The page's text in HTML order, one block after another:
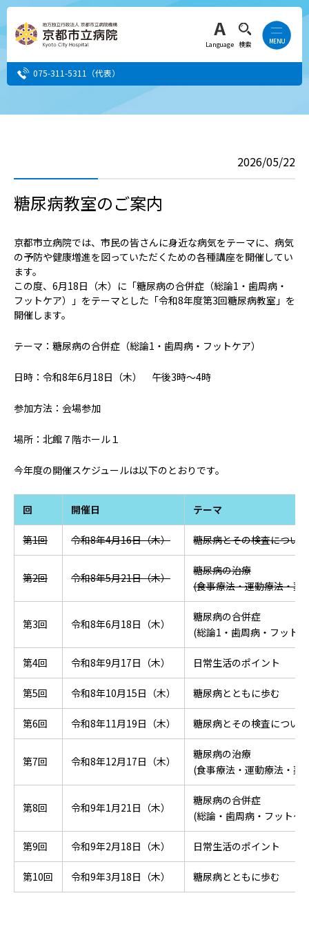
Language 検索
075-311-5311 （代表）
人間ドック希望の方
当院へ就職希望の方
事業者・その他の方
病院の概要
当院の魅力
2026/05/22
糖尿病教室のご案内
京都市立病院では、市民の皆さんに身近な病気をテーマに、病気
の予防や健康増進を図っていただくための各種講座を開催してい
ます。
この度、6月18日（木）に「糖尿病の合併症（総論1・歯周病・
フットケア）」をテーマとした「令和8年度第3回糖尿病教室」を
開催します。
テーマ：糖尿病の合併症（総論1・歯周病・フットケア）
日時：令和8年6月18日（木） 午後3時～4時
参加方法：会場参加
場所：北館７階ホール１
今年度の開催スケジュールは以下のとおりです。
回 開催日 テーマ
第1回 令和8年4月16日（木） 糖尿病とその検査について
第2回 令和8年5月21日（木）
糖尿病の治療
(食事療法・運動療法・薬
第3回 令和8年6月18日（木）
糖尿病の合併症
(総論1・歯周病・フット
第4回 令和8年9月17日（木） 日常生活のポイント
第5回 令和8年10月15日（木） 糖尿病とともに歩む
第6回 令和8年11月19日（木） 糖尿病とその検査について
第7回 令和8年12月17日（木）
糖尿病の治療
(食事療法・運動療法・薬
第8回 令和9年1月21日（木）
糖尿病の合併症
(総論・歯周病・フットケ
第9回 令和9年2月18日（木） 日常生活のポイント
第10回 令和9年3月18日（木） 糖尿病とともに歩む